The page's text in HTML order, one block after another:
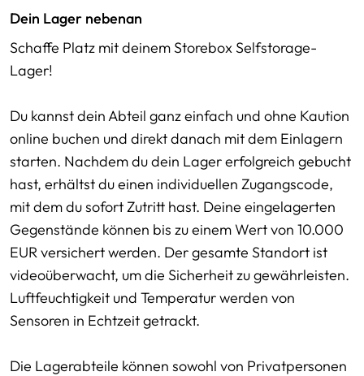
Dein Lager nebenan
Schaffe Platz mit deinem Storebox Selfstorage-
Lager!
Du kannst dein Abteil ganz einfach und ohne Kaution
online buchen und direkt danach mit dem Einlagern
starten. Nachdem du dein Lager erfolgreich gebucht
hast, erhältst du einen individuellen Zugangscode,
mit dem du sofort Zutritt hast. Deine eingelagerten
Gegenstände können bis zu einem Wert von 10.000
EUR versichert werden. Der gesamte Standort ist
videoüberwacht, um die Sicherheit zu gewährleisten.
Luftfeuchtigkeit und Temperatur werden von
Sensoren in Echtzeit getrackt.
Die Lagerabteile können sowohl von Privatpersonen